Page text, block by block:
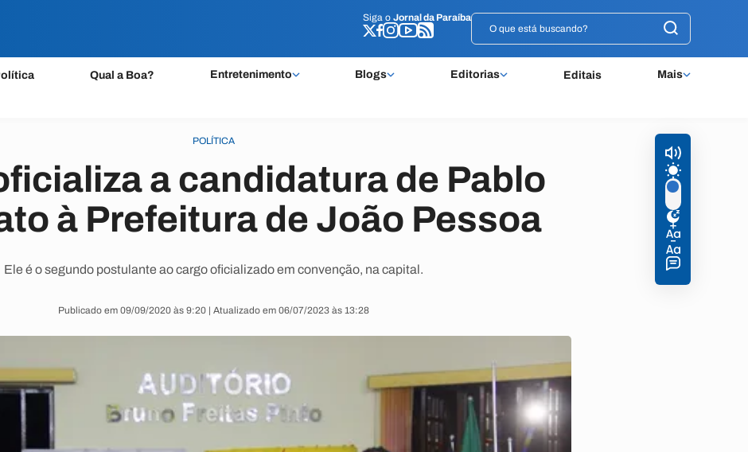
Siga o Jornal da Paraíba
Qual a Boa? Entretenimento Blogs Editorias Editais Mais
Siga o Jornal da Paraíba
POLÍTICA
a candidatura de Pablo
à Prefeitura de João Pessoa
Ele é o segundo postulante ao cargo oficializado em convenção, na capital.
Publicado em 09/09/2020 às 9:20 | Atualizado em 06/07/2023 às 13:28